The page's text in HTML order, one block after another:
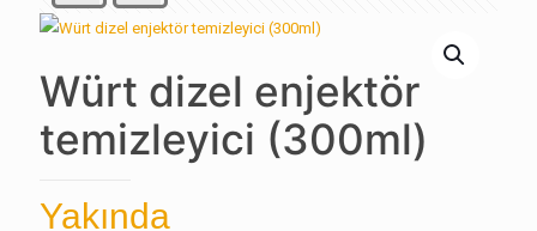
Würt dizel enjektör
temizleyici (300ml)
Yakında